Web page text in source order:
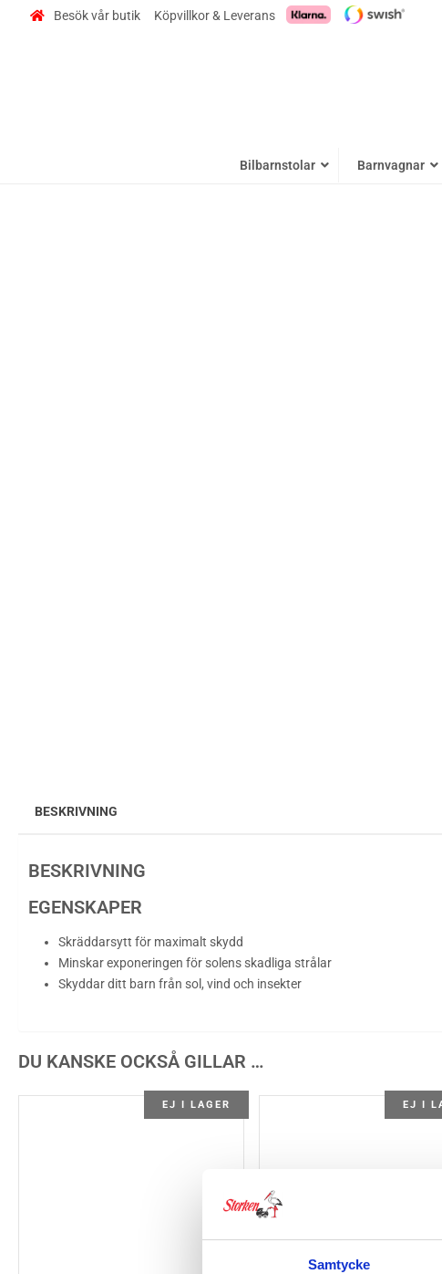
Samtycke
Besök vår butik Köpvillkor & Leverans
Bilbarnstolar Barnvagnar
BESKRIVNING
BESKRIVNING
EGENSKAPER
Skräddarsytt för maximalt skydd
Minskar exponeringen för solens skadliga strålar
Skyddar ditt barn från sol, vind och insekter
DU KANSKE OCKSÅ GILLAR …
EJ I LAGER EJ I